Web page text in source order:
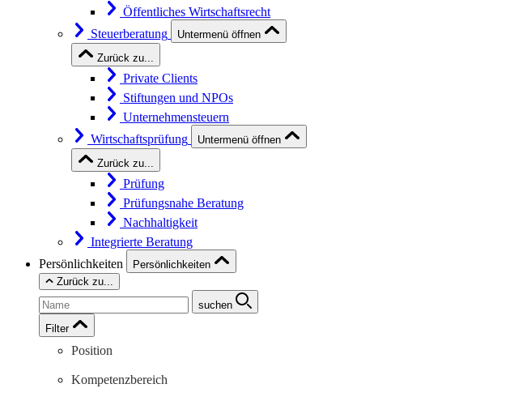
Öffentliches Wirtschaftsrecht
Steuerberatung
Untermenü öffnen
Zurück zu...
Private Clients
Stiftungen und NPOs
Unternehmensteuern
Wirtschaftsprüfung
Untermenü öffnen
Zurück zu...
Prüfung
Prüfungsnahe Beratung
Nachhaltigkeit
Integrierte Beratung
Persönlichkeiten
Persönlichkeiten
Zurück zu...
suchen
Filter
Position
Kompetenzbereich